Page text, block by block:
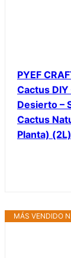
PYEF
Cactus
Desierto –
Cactus
Planta) (2L)
MÁS VENDIDO